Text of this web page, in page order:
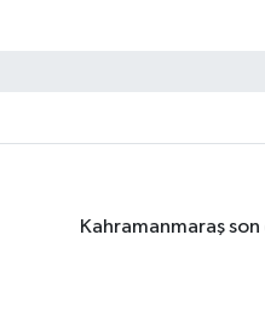
Kahramanmaraş